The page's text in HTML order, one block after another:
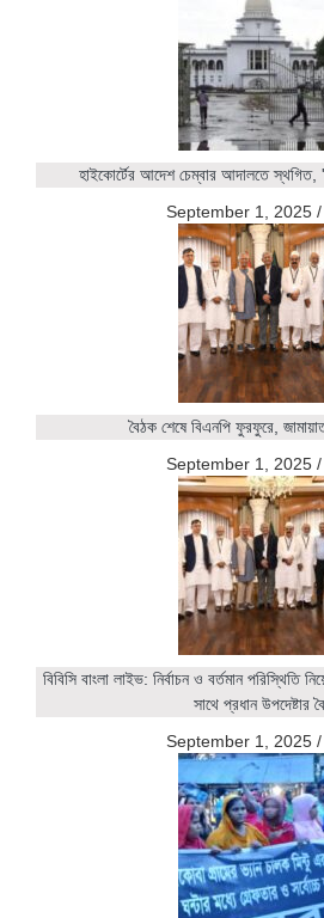
হাইকোর্টের আদেশ চেম্বার আদালতে স্থগিত,
September 1, 2025 /
বৈঠক শেষে বিএনপি ফুরফুরে,
September 1, 2025 /
বিবিসি বাংলা লাইভ: নির্বাচন ও বর্তমান পরিস্থিতি
সাথে প্রধান উপদেষ্টার
September 1, 2025 /